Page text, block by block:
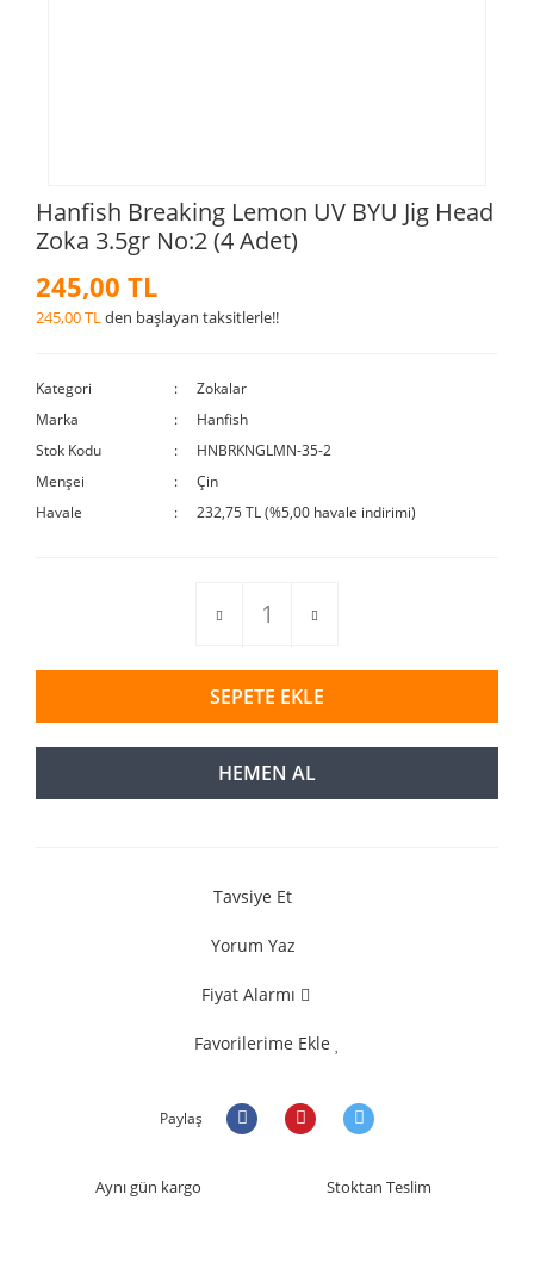
Hanfish Breaking Lemon UV BYU Jig Head
Zoka 3.5gr No:2 (4 Adet)
245,00 TL
245,00 TLden başlayan taksitlerle!!
Kategori
Zokalar
Marka
Hanfish
Stok Kodu
HNBRKNGLMN-35-2
Menşei
Çin
Havale
232,75 TL (%5,00 havale indirimi)
SEPETE EKLE
HEMEN AL
Tavsiye Et
Yorum Yaz
Fiyat Alarmı
Favorilerime Ekle
Paylaş
Aynı gün kargo Stoktan Teslim